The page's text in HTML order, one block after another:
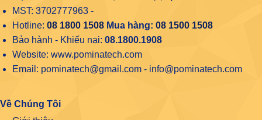
MST: 3702777963 -
Hotline: 08 1800 1508Mua hàng: 08 1500 1508
Bảo hành - Khiếu nại: 08.1800.1908
Website: www.pominatech.com
Email: pominatech@gmail.com - info@pominatech.com
Về Chúng Tôi